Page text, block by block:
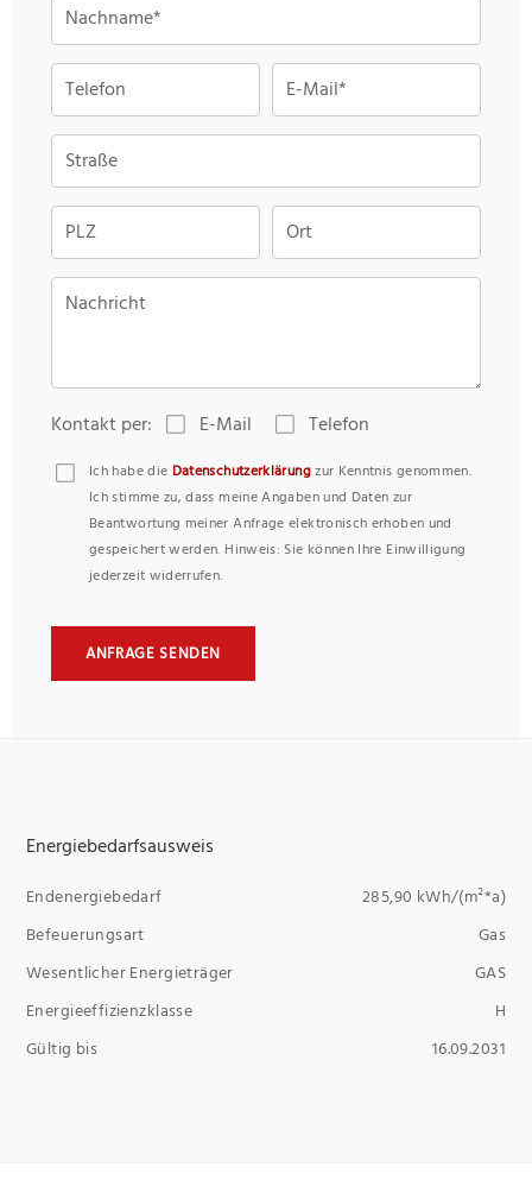
Nachname*
Telefon E-Mail*
Straße
PLZ Ort
Nachricht
Kontakt per: E-Mail Telefon
Ich habe die Datenschutzerklärungzur Kenntnis genommen.
Ich stimme zu, dass meine Angaben und Daten zur
Beantwortung meiner Anfrage elektronisch erhoben und
gespeichert werden. Hinweis: Sie können Ihre Einwilligung
jederzeit widerrufen.
ANFRAGE SENDEN
Energiebedarfsausweis
Endenergiebedarf
285,90 kWh/(m²*a)
Befeuerungsart
Gas
Wesentlicher Energieträger
GAS
Energieeffizienzklasse
H
Gültig bis
16.09.2031